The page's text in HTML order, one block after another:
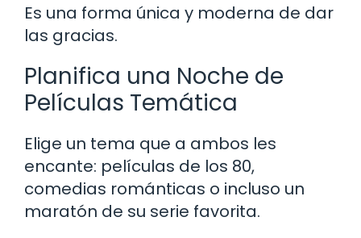
Es una forma única y moderna de dar
las gracias.
Planifica una Noche de
Películas Temática
Elige un tema que a ambos les
encante: películas de los 80,
comedias románticas o incluso un
maratón de su serie favorita.